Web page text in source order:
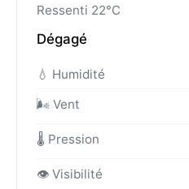
Ressenti 22°C
Dégagé
💧 Humidité
🌬️ Vent
🌡️ Pression
👁️ Visibilité